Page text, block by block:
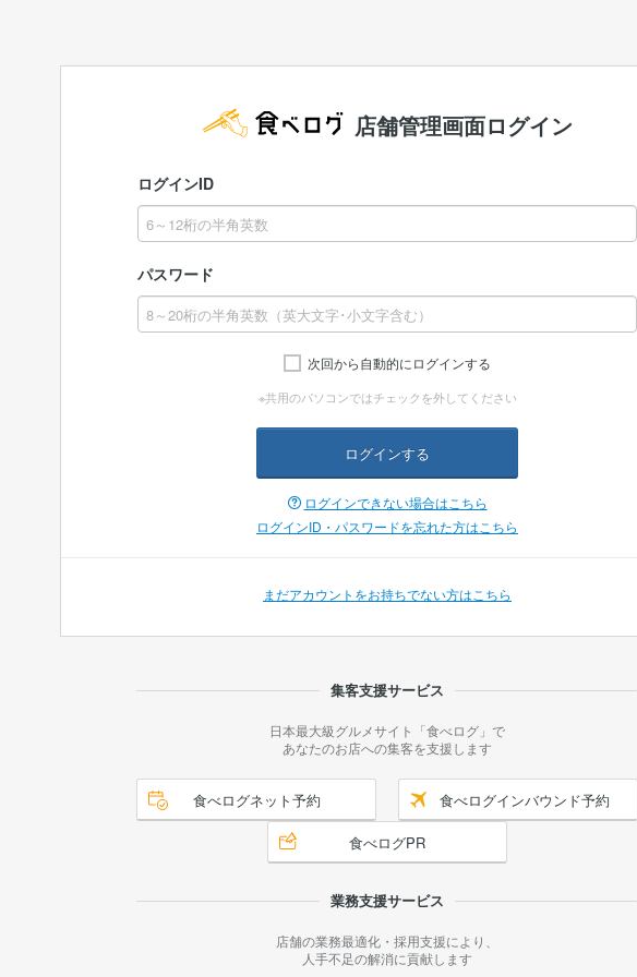
店舗管理画面ログイン
ログインID
パスワード
次回から自動的にログインする
※共用のパソコンではチェックを外してください
ログインする
ログインできない場合はこちら
ログインID・パスワードを忘れた方はこちら
まだアカウントをお持ちでない方はこちら
集客支援サービス
日本最大級グルメサイト「食べログ」で
あなたのお店への集客を支援します
食べログネット予約 食べログインバウンド予約
食べログPR
業務支援サービス
店舗の業務最適化・採用支援により、
人手不足の解消に貢献します